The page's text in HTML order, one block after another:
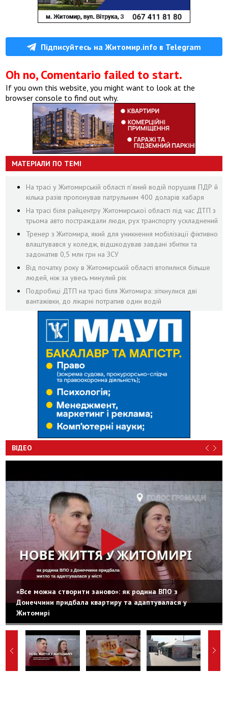
Підписуйтесь на Житомир.info в Telegram
Oh no, Comentario failed to start.
If you own this website, you might want to look at the
browser console to find out why.
МАТЕРІАЛИ ПО ТЕМІ
На трасі у Житомирській області п’яний водій порушив ПДР й
кілька разів пропонував патрульним 400 доларів хабаря
На трасі біля райцентру Житомирської області під час ДТП з
трьома авто постраждали люди, рух транспорту ускладнений
Тренер з Житомира, який для уникнення мобілізації фіктивно
влаштувався у коледж, відшкодував завдані збитки та
задонатив 0,5 млн грн на ЗСУ
Від початку року в Житомирській області втопилися більше
людей, ніж за увесь минулий рік
Подробиці ДТП на трасі біля Житомира: зіткнулися дві
вантажівки, до лікарні потрапив один водій
ВІДЕО
«Все можна створити заново»: як родина ВПО з
Донеччини придбала квартиру та адаптувалася у
Житомирі